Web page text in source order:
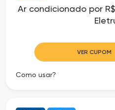
Ar condicionado por
VER CUPOM
Como usar?